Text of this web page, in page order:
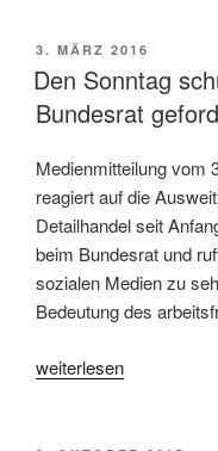
VERÖFFENTLICHT
AM
3. MÄRZ 2016
Den Sonntag
Bundesrat
Medienmitteilung vom
reagiert auf die
Detailhandel seit
beim Bundesrat und
sozialen Medien zu
Bedeutung des
«Den
weiterlesen